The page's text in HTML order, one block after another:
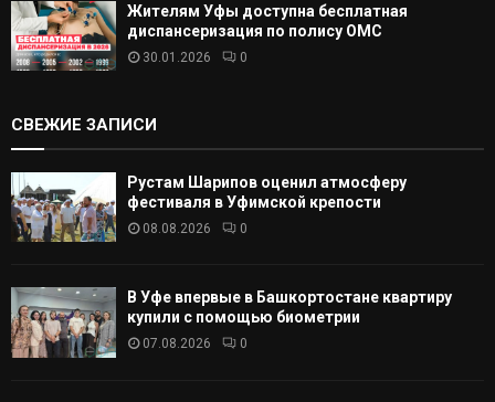
Жителям Уфы доступна бесплатная
диспансеризация по полису ОМС
30.01.2026 0
СВЕЖИЕ ЗАПИСИ
Рустам Шарипов оценил атмосферу
фестиваля в Уфимской крепости
08.08.2026 0
В Уфе впервые в Башкортостане квартиру
купили с помощью биометрии
07.08.2026 0